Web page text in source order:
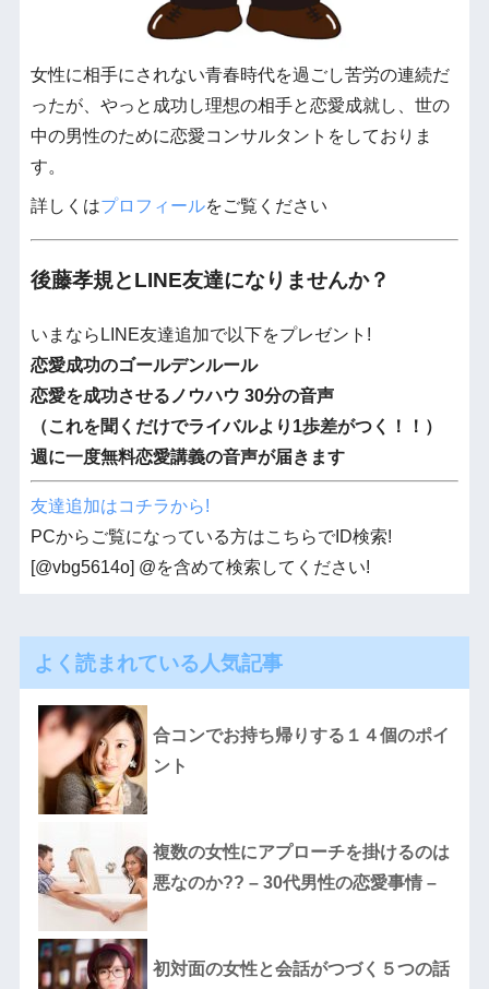
女性に相手にされない青春時代を過ごし苦労の連続だ
ったが、やっと成功し理想の相手と恋愛成就し、世の
中の男性のために恋愛コンサルタントをしておりま
す。
詳しくはプロフィールをご覧ください
後藤孝規とLINE友達になりませんか？
いまならLINE友達追加で以下をプレゼント!
恋愛成功のゴールデンルール
恋愛を成功させるノウハウ 30分の音声
（これを聞くだけでライバルより1歩差がつく！！）
週に一度無料恋愛講義の音声が届きます
友達追加はコチラから!
PCからご覧になっている方はこちらでID検索!
[@vbg5614o] @を含めて検索してください!
よく読まれている人気記事
合コンでお持ち帰りする１４個のポイ
ント
複数の女性にアプローチを掛けるのは
悪なのか?? – 30代男性の恋愛事情 –
初対面の女性と会話がつづく５つの話